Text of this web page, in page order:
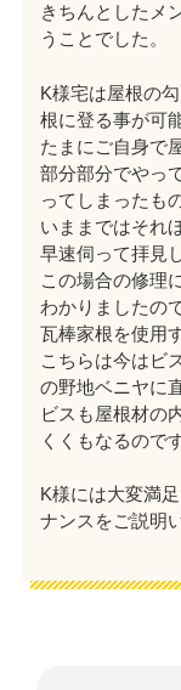
きちんとしたメ
うことでした。
K様宅は屋根の
根に登る事が可
たまにご自身で
部分部分でやっ
ってしまったも
いままではそれ
早速伺って拝見
この場合の修理
わかりましたの
瓦棒家根を使用
こちらは今はビ
の野地ベニヤに
ビスも屋根材の
くくもなるのです
K様には大変満
ナンスをご説明